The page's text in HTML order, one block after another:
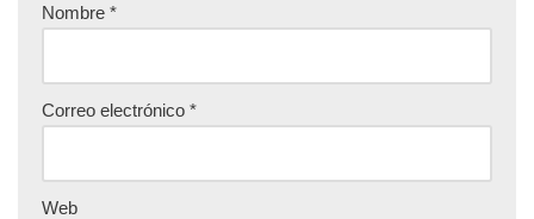
Nombre *
Correo electrónico *
Web